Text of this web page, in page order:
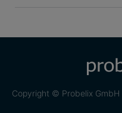
Copyright © Probelix GmbH